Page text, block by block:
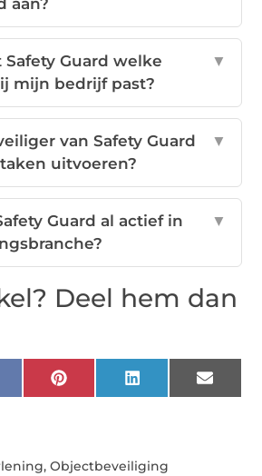
aan?
Safety Guard welke
mijn bedrijf past?
▼
van Safety Guard
uitvoeren?
▼
Guard al actief in
▼
Deel hem dan
PinterestLinkedIn Email
,Objectbeveiliging